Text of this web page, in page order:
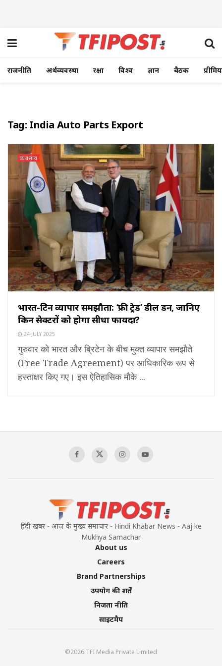
राजनीति अर्थव्यवस्था रक्षा विश्व ज्ञान बैठक
Tag: India Auto Parts Export
व्यवसाय
भारत-ब्रिटेन व्यापार समझौता: ‘फ्री ट्रेड’ डील डन, जानिए
किन सेक्टरों को होगा सीधा फायदा?
24 JULY 2025
गुरुवार को भारत और ब्रिटेन के बीच मुक्त व्यापार समझौते
(Free Trade Agreement) पर आधिकारिक रूप से
हस्ताक्षर किए गए। इस ऐतिहासिक मौके ...
हिंदी खबर - आज के मुख्य समाचार - Hindi Khabar News - Aaj ke
Mukhya Samachar
About us
Careers
Brand Partnerships
उपयोग की शर्तें
निजता नीति
साइटमैप
©2026 TFI Media Private Limited